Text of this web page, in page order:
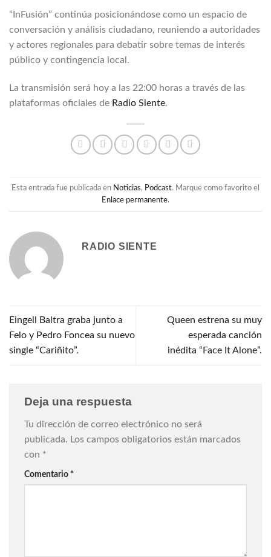
“InFusión” continúa posicionándose como un espacio de
conversación y análisis ciudadano, reuniendo a autoridades
y actores regionales para debatir sobre temas de interés
público y contingencia local.
La transmisión será hoy a las 22:00 horas a través de las
plataformas oficiales de Radio Siente.
Esta entrada fue publicada en Noticias, Podcast. Marque como favorito el
Enlace permanente.
RADIO SIENTE
Eingell Baltra graba junto a
Felo y Pedro Foncea su nuevo
single “Cariñito”.
Queen estrena su muy
esperada canción
inédita “Face It Alone”.
Deja una respuesta
Tu dirección de correo electrónico no será
publicada. Los campos obligatorios están marcados
con *
Comentario *